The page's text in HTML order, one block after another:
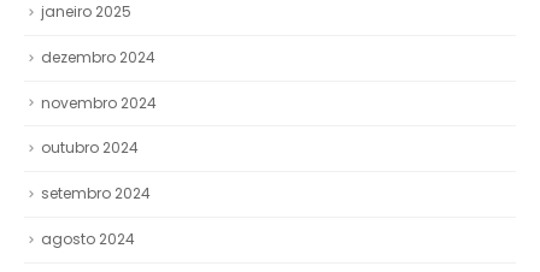
janeiro 2025
dezembro 2024
novembro 2024
outubro 2024
setembro 2024
agosto 2024